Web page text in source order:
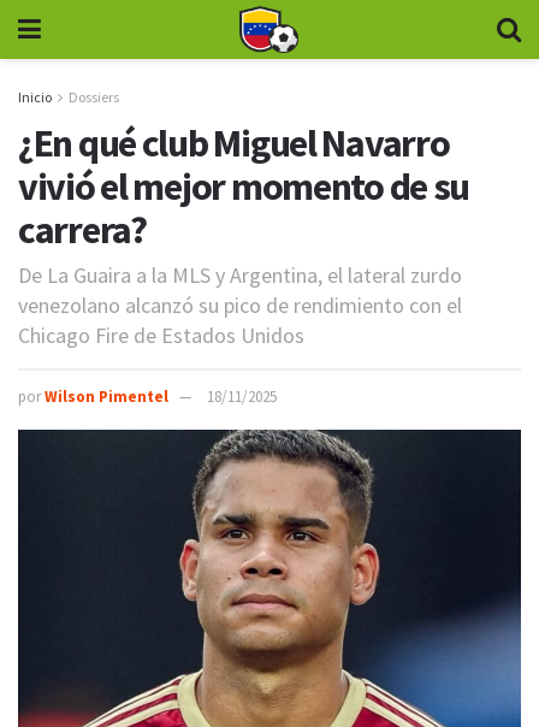
Inicio Dossiers
¿En qué club Miguel Navarro
vivió el mejor momento de su
carrera?
De La Guaira a la MLS y Argentina, el lateral zurdo
venezolano alcanzó su pico de rendimiento con el
Chicago Fire de Estados Unidos
porWilson Pimentel 18/11/2025